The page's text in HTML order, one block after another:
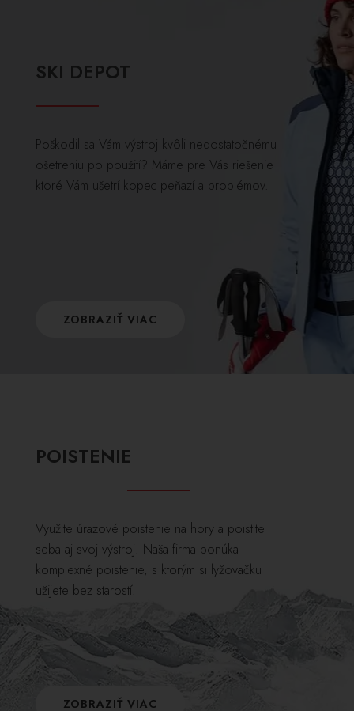
SKI DEPOT
Poškodil sa Vám výstroj kvôli nedostatočnému
ošetreniu po použití? Máme pre Vás riešenie
ktoré Vám ušetrí kopec peňazí a problémov.
ZOBRAZIŤ VIAC
POISTENIE
Využite úrazové poistenie na hory a poistite
seba aj svoj výstroj! Naša firma ponúka
komplexné poistenie, s ktorým si lyžovačku
užijete bez starostí.
ZOBRAZIŤ VIAC